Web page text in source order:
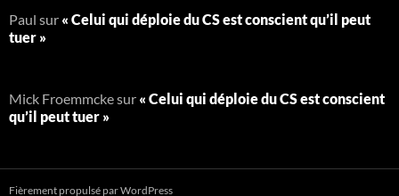
Paul sur « Celui qui déploie du CS est conscient qu’il peut
tuer »
Mick Froemmckesur « Celui qui déploie du CS est conscient
qu’il peut tuer »
Fièrement propulsé par WordPress